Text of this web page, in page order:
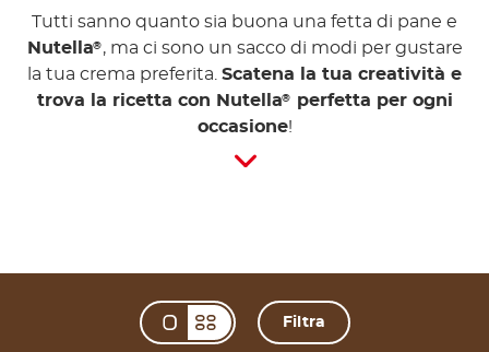
Tutti sanno quanto sia buona una fetta di pane e
Nutella® , ma ci sono un sacco di modi per gustare
la tua crema preferita. Scatena la tua creatività e
trova la ricetta con Nutella®
perfetta per ogni
occasione!
Filtra